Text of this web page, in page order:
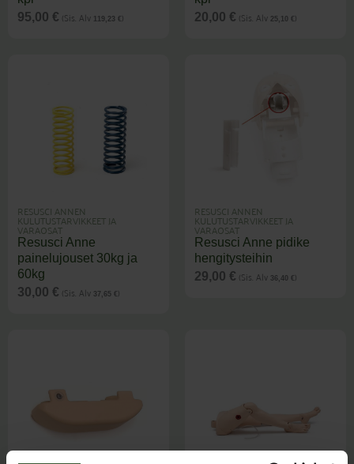
95,00 € (Sis. Alv 119,23 € )
20,00 € (Sis. Alv 25,10 € )
RESUSCI ANNEN
KULUTUSTARVIKKEET JA
VARAOSAT
Resusci Anne
painelujouset 30kg ja
60kg
30,00 € (Sis. Alv 37,65 € )
RESUSCI ANNEN
KULUTUSTARVIKKEET JA
VARAOSAT
Resusci Anne pidike
hengitysteihin
29,00 € (Sis. Alv 36,40 € )